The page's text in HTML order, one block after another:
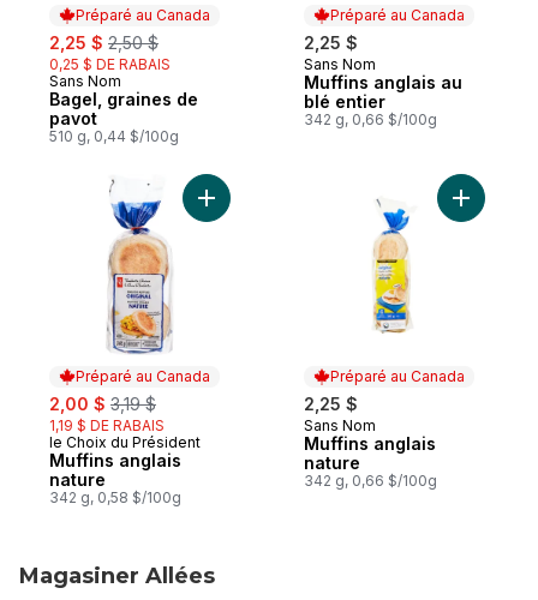
Préparé au Canada
sale:
2,25 $ , formerly:
2,50 $
0,25 $ DE RABAIS
Préparé au Canada
Sans Nom
Bagel, graines de
pavot
510 g, 0,44 $/100g
Préparé au Canada
2,25 $
Préparé au Canada
Sans Nom
Muffins anglais au
blé entier
342 g, 0,66 $/100g
Préparé au Canada
sale:
2,00 $ , formerly:
3,19 $
1,19 $ DE RABAIS
Préparé au Canada
le Choix du Président
Muffins anglais
nature
342 g, 0,58 $/100g
Ajouter Muffins anglais nature au panier
Préparé au Canada
2,25 $
Préparé au Canada
Sans Nom
Muffins anglais
nature
342 g, 0,66 $/100g
Magasiner Allées